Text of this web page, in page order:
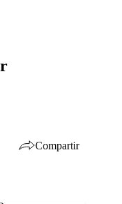
Compartir